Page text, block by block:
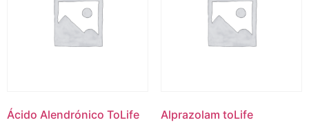
Ácido Alendrónico ToLife Alprazolam toLife